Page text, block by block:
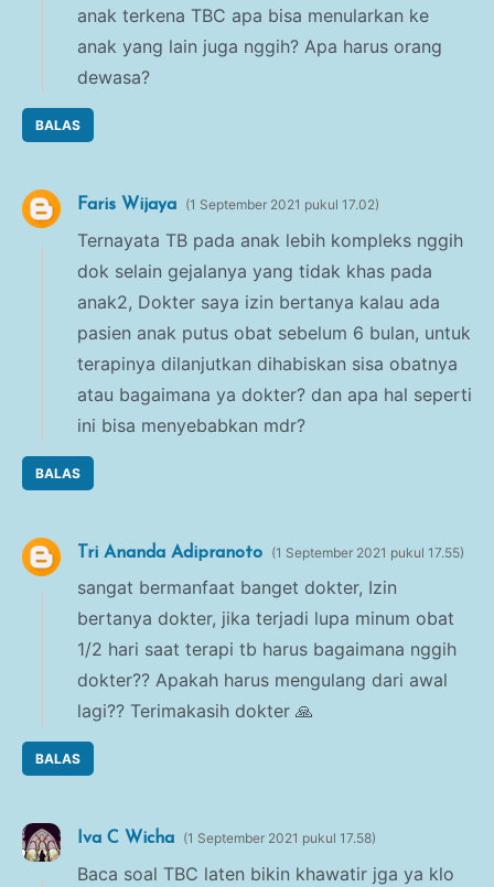
anak terkena TBC apa bisa menularkan ke
anak yang lain juga nggih? Apa harus orang
dewasa?
BALAS
Faris Wijaya 1 September 2021 pukul 17.02
Ternayata TB pada anak lebih kompleks nggih
dok selain gejalanya yang tidak khas pada
anak2, Dokter saya izin bertanya kalau ada
pasien anak putus obat sebelum 6 bulan, untuk
terapinya dilanjutkan dihabiskan sisa obatnya
atau bagaimana ya dokter? dan apa hal seperti
ini bisa menyebabkan mdr?
BALAS
Tri Ananda Adipranoto 1 September 2021 pukul 17.55
sangat bermanfaat banget dokter, Izin
bertanya dokter, jika terjadi lupa minum obat
1/2 hari saat terapi tb harus bagaimana nggih
dokter?? Apakah harus mengulang dari awal
lagi?? Terimakasih dokter 🙏
BALAS
Iva C Wicha 1 September 2021 pukul 17.58
Baca soal TBC laten bikin khawatir jga ya klo